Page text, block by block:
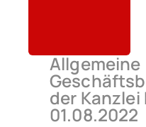
Allgemeine
der Kanzlei
01.08.2022